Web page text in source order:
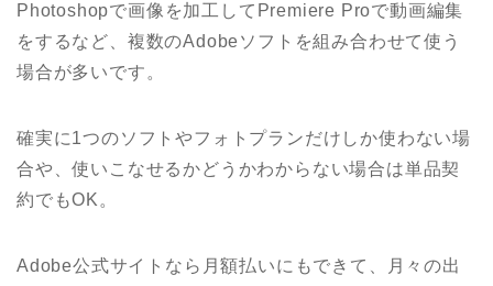
Photoshopで画像を加工してPremiere Proで動画編集
をするなど、複数のAdobeソフトを組み合わせて使う
場合が多いです。
確実に1つのソフトやフォトプランだけしか使わない場
合や、使いこなせるかどうかわからない場合は単品契
約でもOK。
Adobe公式サイトなら月額払いにもできて、月々の出